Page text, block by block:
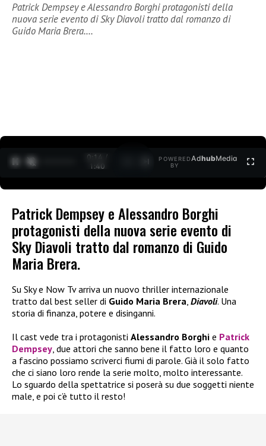
Patrick Dempsey e Alessandro Borghi protagonisti della
nuova serie evento di Sky Diavoli tratto dal romanzo di
Guido Maria Brera.…
0:15 /
1:40
POWERED
BY
AdhubMedia
Patrick Dempsey e Alessandro Borghi
protagonisti della nuova serie evento di
Sky Diavoli tratto dal romanzo di Guido
Maria Brera.
Su Sky e Now Tv arriva un nuovo thriller internazionale
tratto dal best seller di Guido Maria Brera, Diavoli. Una
storia di finanza, potere e disinganni.
Il cast vede tra i protagonisti Alessandro Borghi e Patrick
Dempsey, due attori che sanno bene il fatto loro e quanto
a fascino possiamo scriverci fiumi di parole. Già il solo fatto
che ci siano loro rende la serie molto, molto interessante.
Lo sguardo della spettatrice si poserà su due soggetti niente
male, e poi c’è tutto il resto!